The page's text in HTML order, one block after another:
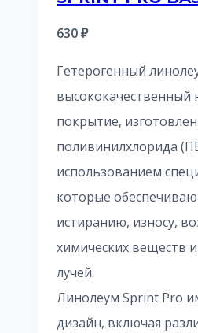
630₽
Гетерогенный
высококачественный
покрытие,
поливинилхлорида
использованием
которые
истиранию, износу,
химических веществ
лучей.
Линолеум Sprint Pro
дизайн, включая